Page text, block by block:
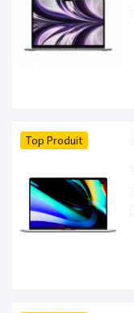
Top Produit